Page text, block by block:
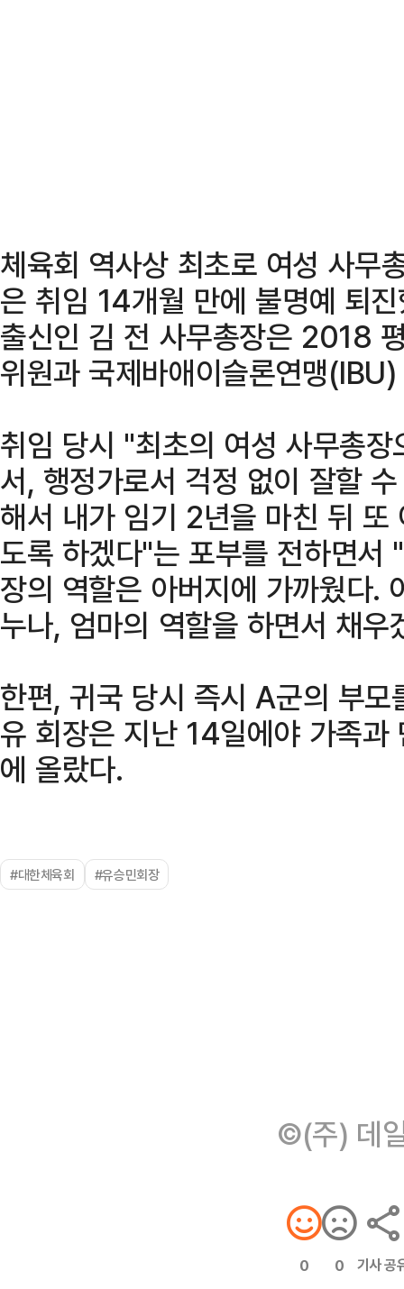
체육회 역사상 최초로 여성 사무
은 취임 14개월 만에 불명예 퇴
출신인 김 전 사무총장은 2018
위원과 국제바애이슬론연맹
취임 당시 "최초의 여성 사무총
서, 행정가로서 걱정 없이 잘할
해서 내가 임기 2년을 마친 뒤
도록 하겠다"는 포부를 전하면서
장의 역할은 아버지에 가까웠다.
누나, 엄마의 역할을 하면서 채
한편, 귀국 당시 즉시 A군의 부
유 회장은 지난 14일에야 가족
에 올랐다.
#대한체육회 #유승민회장
©(주) 데
0 0 기사 공